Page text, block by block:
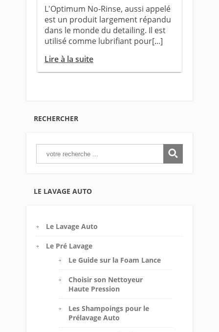
L'Optimum No-Rinse, aussi appelé
est un produit largement répandu
dans le monde du detailing. Il est
utilisé comme lubrifiant pour[...]
Lire à la suite
RECHERCHER
LE LAVAGE AUTO
Le Lavage Auto
Le Pré Lavage
Le Guide sur la Foam Lance
Choisir son Nettoyeur
Haute Pression
Les Shampoings pour le
Prélavage Auto